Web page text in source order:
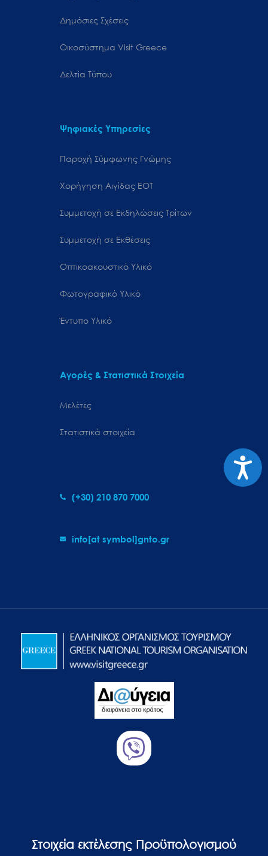
Δημόσιες Σχέσεις
Oικοσύστημα Visit Greece
Δελτία Τύπου
Ψηφιακές Υπηρεσίες
Παροχή Σύμφωνης Γνώμης
Χορήγηση Αιγίδας ΕΟΤ
Συμμετοχή σε Εκδηλώσεις Τρίτων
Συμμετοχή σε Εκθέσεις
Οπτικοακουστικό Υλικό
Φωτογραφικό Υλικό
Έντυπο Υλικό
Αγορές & Στατιστικά Στοιχεία
Μελέτες
Στατιστικά στοιχεία
(+30) 210 870 7000
info[at symbol]gnto.gr
Στοιχεία εκτέλεσης Προϋπολογισμού